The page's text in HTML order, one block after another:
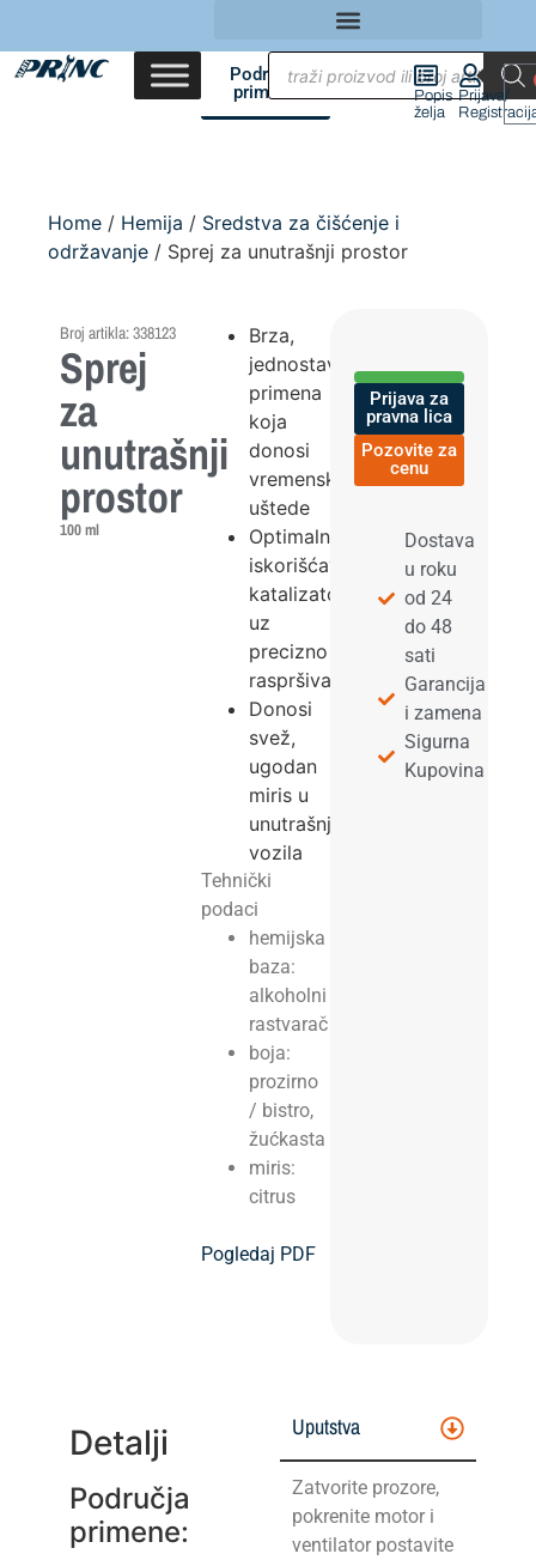
Područja
primene
Popis
želja
Prijava/
Home / Hemija / Sredstva za čišćenje i
održavanje / Sprej za unutrašnji prostor
Broj artikla: 338123
Sprej
za
unutrašnji
prostor
100 ml
Brza,
jednostavna
primena
koja
donosi
vremenske
uštede
Optimalno
iskorišćavanje
katalizatora
uz
precizno
raspršivanje
Donosi
svež,
ugodan
miris u
unutrašnjost
vozila
Tehnički
podaci
hemijska
baza:
alkoholni
rastvarač
boja:
prozirno
/ bistro,
žućkasta
miris:
citrus
Pogledaj PDF
Prijava za
pravna lica
Pozovite za
cenu
Dostava
u roku
od 24
do 48
sati
Garancija
i zamena
Sigurna
Kupovina
Detalji
Područja
primene:
Uputstva
Zatvorite prozore,
pokrenite motor i
ventilator postavite